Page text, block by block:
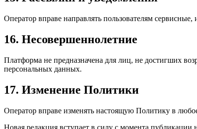
Оператор вправе направлять пользователям
16. Несовершеннолетние
Платформа не предназначена для лиц, не достигших
персональных данных.
17. Изменение Политики
Оператор вправе изменять настоящую Политику в
Новая редакция вступает в силу с момента публикации